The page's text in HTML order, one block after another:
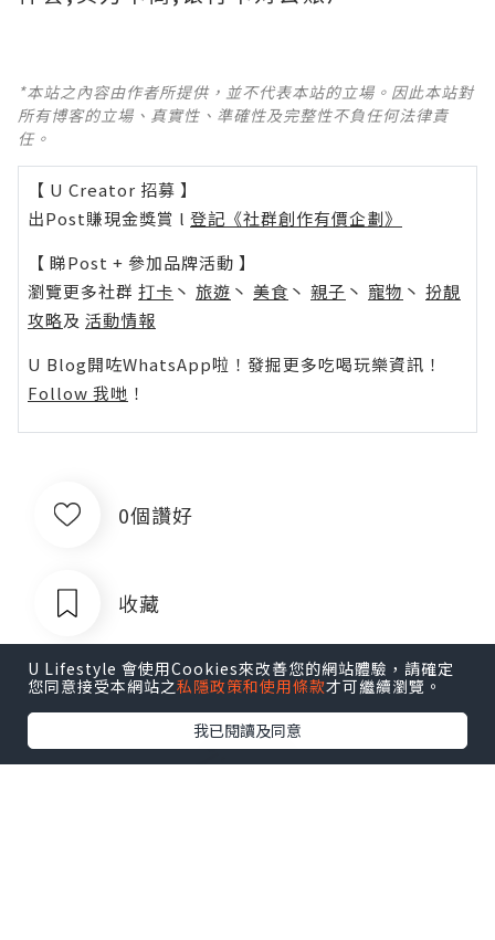
*本站之內容由作者所提供，並不代表本站的立場。因此本站對
所有博客的立場、真實性、準確性及完整性不負任何法律責
任。
【 U Creator 招募 】
出Post賺現金獎賞 l 登記《社群創作有價企劃》
【 睇Post + 參加品牌活動 】
瀏覽更多社群 打卡 丶 旅遊 丶 美食 丶 親子 丶 寵物 丶 扮靚
攻略及 活動情報
U Blog開咗WhatsApp啦！發掘更多吃喝玩樂資訊！
Follow 我哋 ！
0個讚好
收藏
U Lifestyle 會使用Cookies來改善您的網站體驗，請確定
您同意接受本網站之私隱政策和使用條款才可繼續瀏覽。
我已閱讀及同意